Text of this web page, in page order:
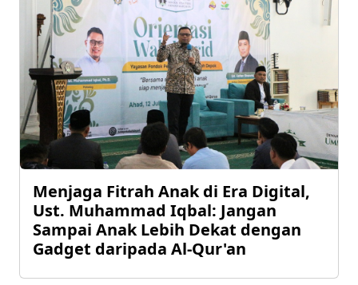
Menjaga Fitrah Anak di Era Digital,
Ust. Muhammad Iqbal: Jangan
Sampai Anak Lebih Dekat dengan
Gadget daripada Al-Qur'an